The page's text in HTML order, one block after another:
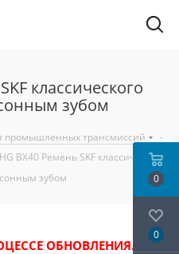
классического
зубом
промышленных трансмиссий
-
BX40 Ремень SKF классического
зубом
ОБНОВЛЕНИЯ.
0
0